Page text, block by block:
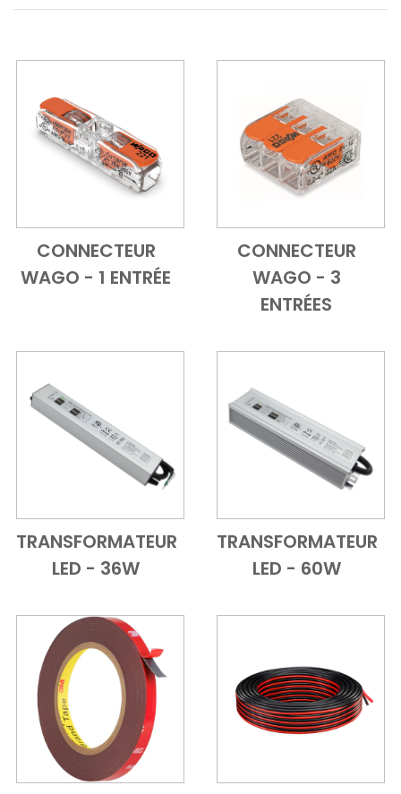
Add to CartVue d'ensemble
CONNECTEUR
WAGO - 1 ENTRÉE
Add to Cart
Vue
CONNECTEUR
WAGO - 3
ENTRÉES
Add to CartVue d'ensemble
TRANSFORMATEUR
LED - 36W
Add to Cart
Vue
TRANSFORMATEUR
LED - 60W